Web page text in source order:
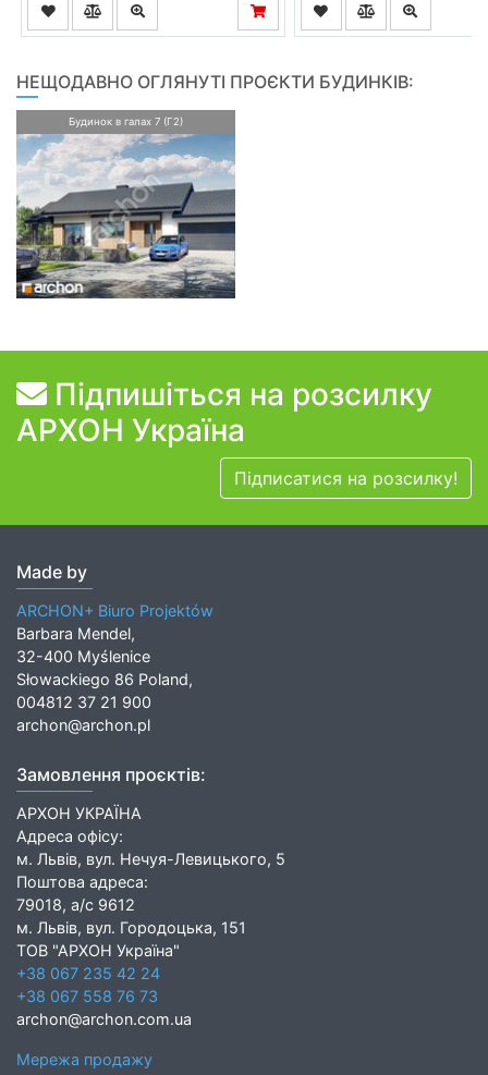
НЕЩОДАВНО ОГЛЯНУТІ ПРОЄКТИ БУДИНКІВ:
Будинок в галах 7 (Г2)
Підпишіться на розсилку
АРХОН Україна
Підписатися на розсилку!
Made by
ARCHON+ Biuro Projektów
Barbara Mendel,
32-400 Myślenice
Słowackiego 86 Poland,
004812 37 21 900
archon@archon.pl
Замовлення проєктів:
АРХОН УКРАЇНА
Адреса офісу:
м. Львів, вул. Нечуя-Левицького, 5
Поштова адреса:
79018, а/с 9612
м. Львів, вул. Городоцька, 151
ТОВ "АРХОН Україна"
+38 067 235 42 24
+38 067 558 76 73
archon@archon.com.ua
Мережа продажу